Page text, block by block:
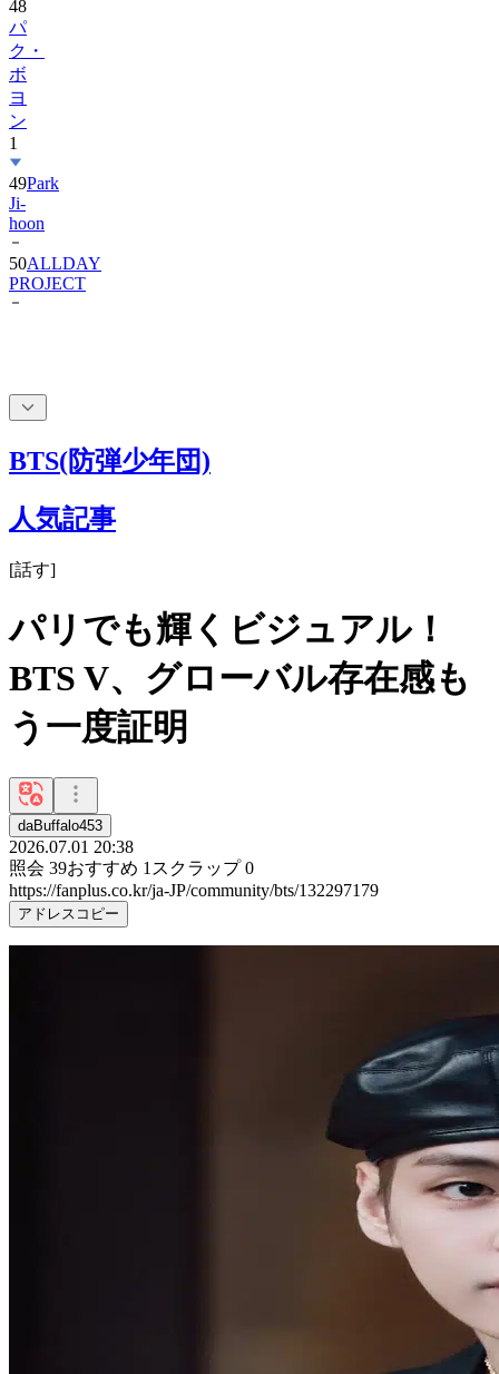
48
パ
ク・
ボ
ヨ
ン
1
49Park
Ji-
hoon
50ALLDAY
PROJECT
BTS(防弾少年団)
人気記事
[話す]
パリでも輝くビジュアル！
BTS V、グローバル存在感も
う一度証明
daBuffalo453
2026.07.01 20:38
照会 39おすすめ 1 スクラップ 0
https://fanplus.co.kr/ja-JP/community/bts/132297179
アドレスコピー